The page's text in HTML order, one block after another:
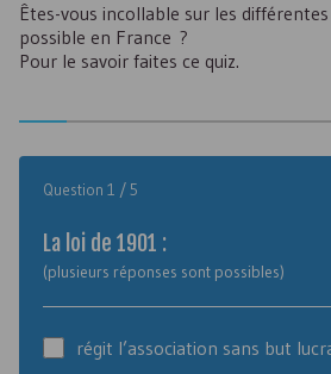
Êtes-vous incollable sur les
possible en France ?
Pour le savoir faites ce quiz.
Question 1 / 5
La loi de 1901 :
(plusieurs réponses sont possibles)
régit l’association sans but